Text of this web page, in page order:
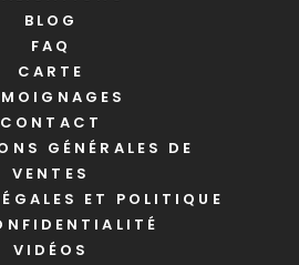
BLOG
FAQ
CARTE
CONTACT
GÉNÉRALES DE
VENTES
ET POLITIQUE
VIDÉOS